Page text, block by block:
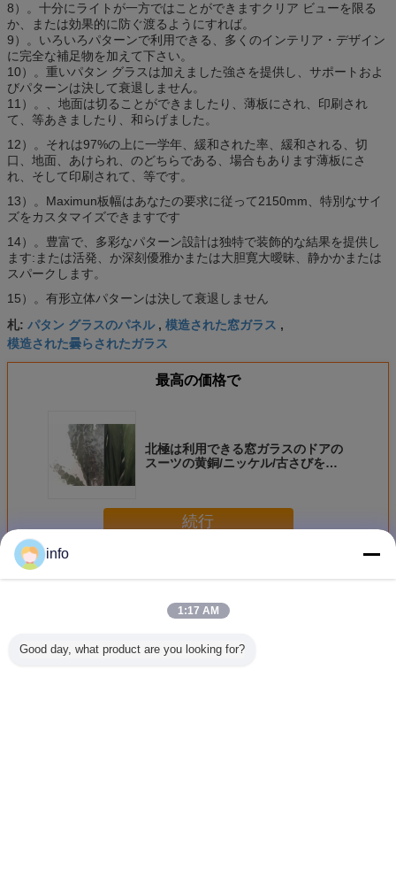
8）。十分にライトが一方ではことができますクリア ビューを限る
か、または効果的に防ぐ渡るようにすれば。
9）。いろいろパターンで利用できる、多くのインテリア・デザイン
に完全な補足物を加えて下さい。
10）。重いパタン グラスは加えました強さを提供し、サポートおよ
びパターンは決して衰退しません。
11）。、地面は切ることができましたり、薄板にされ、印刷され
て、等あきましたり、和らげました。
12）。それは97%の上に一学年、緩和された率、緩和される、切
口、地面、あけられ、のどちらである、場合もあります薄板にさ
れ、そして印刷されて、等です。
13）。Maximun板幅はあなたの要求に従って2150mm、特別なサイ
ズをカスタマイズできますです
14）。豊富で、多彩なパターン設計は独特で装飾的な結果を提供し
ます:または活発、か深刻優雅かまたは大胆寛大曖昧、静かかまたは
スパークします。
15）。有形立体パターンは決して衰退しません
札: パタン グラスのパネル, 模造された窓ガラス ,
模造された曇らされたガラス
最高の価格で
北極は利用できる窓ガラスのドアの
スーツの黄銅/ニッケル/古さびを模
続行
多く装飾的なパタン グラス
info
1:17 AM
Good day, what product are you looking for?